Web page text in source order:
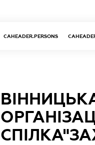
CAHEADER.PERSONS